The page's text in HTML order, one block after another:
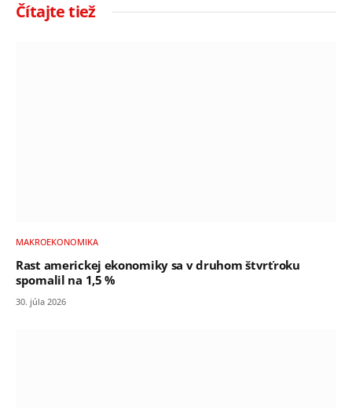
Čítajte tiež
MAKROEKONOMIKA
Rast americkej ekonomiky sa v druhom štvrťroku
spomalil na 1,5 %
30. júla 2026